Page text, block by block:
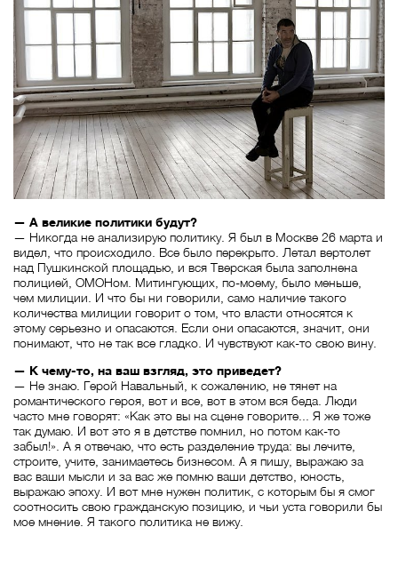
— А великие политики будут?
— Никогда не анализирую политику. Я был в Москве 26 марта и
видел, что происходило. Все было перекрыто. Летал вертолет
над Пушкинской площадью, и вся Тверская была заполнена
полицией, ОМОНом. Митингующих, по-моему, было меньше,
чем милиции. И что бы ни говорили, само наличие такого
количества милиции говорит о том, что власти относятся к
этому серьезно и опасаются. Если они опасаются, значит, они
понимают, что не так все гладко. И чувствуют как-то свою вину.
— К чему-то, на ваш взгляд, это приведет?
— Не знаю. Герой Навальный, к сожалению, не тянет на
романтического героя, вот и все, вот в этом вся беда. Люди
часто мне говорят: «Как это вы на сцене говорите... Я же тоже
так думаю. И вот это я в детстве помнил, но потом как-то
забыл!». А я отвечаю, что есть разделение труда: вы лечите,
строите, учите, занимаетесь бизнесом. А я пишу, выражаю за
вас ваши мысли и за вас же помню ваши детство, юность,
выражаю эпоху. И вот мне нужен политик, с которым бы я смог
соотносить свою гражданскую позицию, и чьи уста говорили бы
мое мнение. Я такого политика не вижу.